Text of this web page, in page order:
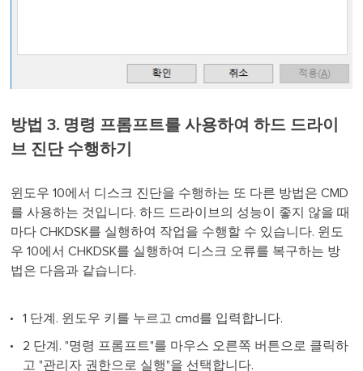
방법 3. 명령 프롬프트를 사용하여 하드 드라이
브 진단 수행하기
윈도우 10에서 디스크 진단을 수행하는 또 다른 방법은 CMD
를 사용하는 것입니다. 하드 드라이브의 성능이 좋지 않을 때
마다 CHKDSK를 실행하여 작업을 수행할 수 있습니다. 윈도
우 10에서 CHKDSK를 실행하여 디스크 오류를 복구하는 방
법은 다음과 같습니다.
1 단계. 윈도우 키를 누르고 cmd를 입력합니다.
2 단계. "명령 프롬프트"를 마우스 오른쪽 버튼으로 클릭하
고 "관리자 권한으로 실행"을 선택합니다.